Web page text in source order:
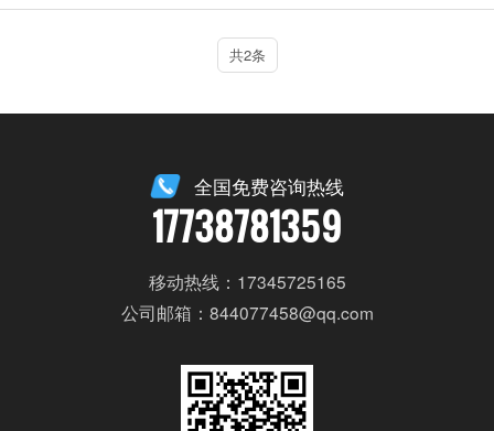
共2条
全国免费咨询热线
17738781359
移动热线：17345725165
公司邮箱：844077458@qq.com